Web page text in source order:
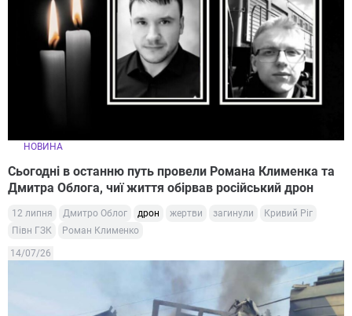
НОВИНА
Сьогодні в останню путь провели Романа Клименка та
Дмитра Облога, чиї життя обірвав російський дрон
12 липня Дмитро Облог дрон жертви загинули
Кривий Ріг
Півн ГЗК
Роман Клименко
14/07/26